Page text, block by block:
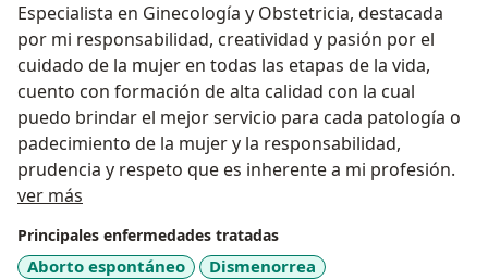
Especialista en Ginecología y Obstetricia, destacada
por mi responsabilidad, creatividad y pasión por el
cuidado de la mujer en todas las etapas de la vida,
cuento con formación de alta calidad con la cual
puedo brindar el mejor servicio para cada patología o
padecimiento de la mujer y la responsabilidad,
prudencia y respeto que es inherente a mi profesión.
ver más
Principales enfermedades tratadas
Aborto espontáneo
Dismenorrea